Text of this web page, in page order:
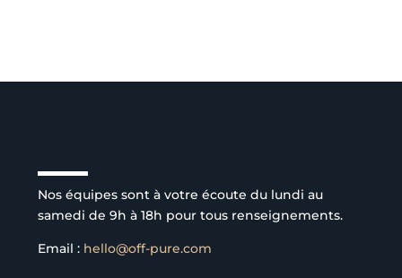
Nos équipes sont à votre écoute du lundi au
samedi de 9h à 18h pour tous renseignements.
Email : hello@off-pure.com